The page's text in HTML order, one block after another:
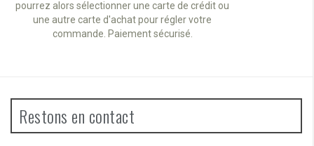
pourrez alors sélectionner une carte de crédit ou
une autre carte d'achat pour régler votre
commande. Paiement sécurisé.
Restons en contact